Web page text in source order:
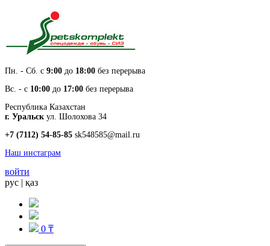
Пн. - Cб. с 9:00 до 18:00 без перерыва
Вс. - с 10:00 до 17:00 без перерыва
Республика Казахстан
г. Уральск ул. Шолохова 34
+7 (7112) 54-85-85 sk548585@mail.ru
Наш инстаграм
войти
рус | қаз
0 ₸